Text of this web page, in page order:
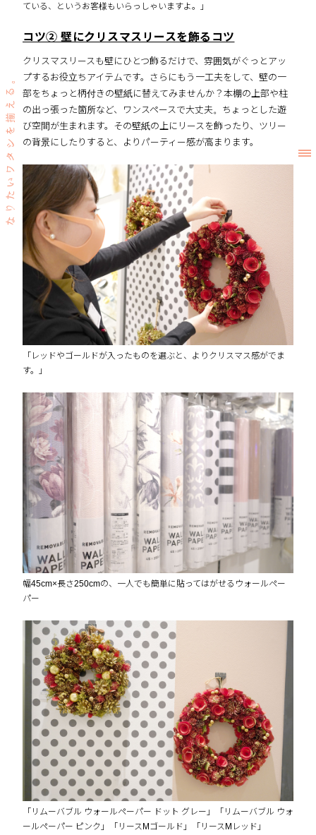
ている、というお客様もいらっしゃいますよ。」
コツ② 壁にクリスマスリースを飾るコツ
クリスマスリースも壁にひとつ飾るだけで、雰囲気がぐっとアッ
プするお役立ちアイテムです。さらにもう一工夫をして、壁の一
部をちょっと柄付きの壁紙に替えてみませんか？本棚の上部や柱
の出っ張った箇所など、ワンスペースで大丈夫。ちょっとした遊
び空間が生まれます。その壁紙の上にリースを飾ったり、ツリー
の背景にしたりすると、よりパーティー感が高まります。
「レッドやゴールドが入ったものを選ぶと、よりクリスマス感がでま
す。」
幅45cm×長さ250cmの、一人でも簡単に貼ってはがせるウォールペー
パー
「リムーバブル ウォールペーパー ドット グレー」「リムーバブル ウォ
ールペーパー ピンク」「リースMゴールド」「リースMレッド」